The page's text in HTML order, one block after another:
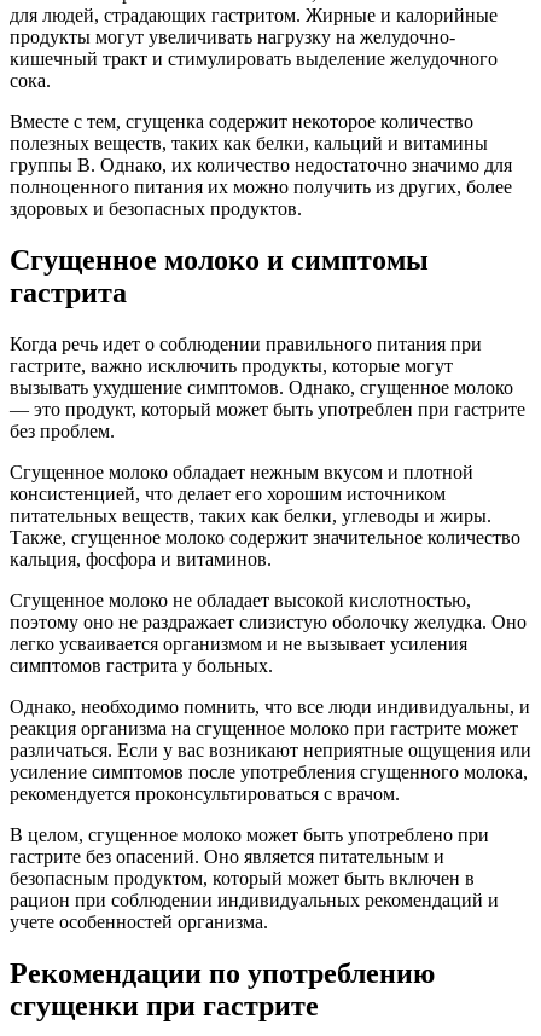
для людей, страдающих гастритом. Жирные и калорийные
продукты могут увеличивать нагрузку на желудочно-
кишечный тракт и стимулировать выделение желудочного
сока.
Вместе с тем, сгущенка содержит некоторое количество
полезных веществ, таких как белки, кальций и витамины
группы В. Однако, их количество недостаточно значимо для
полноценного питания их можно получить из других, более
здоровых и безопасных продуктов.
Сгущенное молоко и симптомы
гастрита
Когда речь идет о соблюдении правильного питания при
гастрите, важно исключить продукты, которые могут
вызывать ухудшение симптомов. Однако, сгущенное молоко
— это продукт, который может быть употреблен при гастрите
без проблем.
Сгущенное молоко обладает нежным вкусом и плотной
консистенцией, что делает его хорошим источником
питательных веществ, таких как белки, углеводы и жиры.
Также, сгущенное молоко содержит значительное количество
кальция, фосфора и витаминов.
Сгущенное молоко не обладает высокой кислотностью,
поэтому оно не раздражает слизистую оболочку желудка. Оно
легко усваивается организмом и не вызывает усиления
симптомов гастрита у больных.
Однако, необходимо помнить, что все люди индивидуальны, и
реакция организма на сгущенное молоко при гастрите может
различаться. Если у вас возникают неприятные ощущения или
усиление симптомов после употребления сгущенного молока,
рекомендуется проконсультироваться с врачом.
В целом, сгущенное молоко может быть употреблено при
гастрите без опасений. Оно является питательным и
безопасным продуктом, который может быть включен в
рацион при соблюдении индивидуальных рекомендаций и
учете особенностей организма.
Рекомендации по употреблению
сгущенки при гастрите